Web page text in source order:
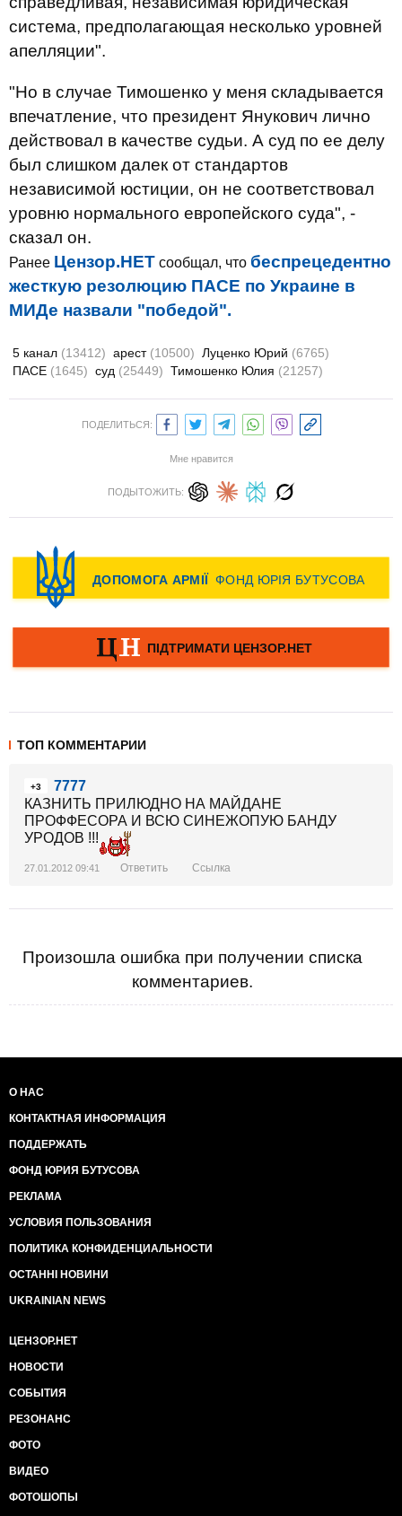
система, предполагающая несколько уровней
апелляции".
"Но в случае Тимошенко у меня складывается
впечатление, что президент Янукович лично
действовал в качестве судьи. А суд по ее делу
был слишком далек от стандартов
независимой юстиции, он не соответствовал
уровню нормального европейского суда", -
сказал он.
Ранее Цензор.НЕТ сообщал, что беспрецедентно
жесткую резолюцию ПАСЕ по Украине в
МИДе назвали "победой".
5 канал (13412) арест (10500) Луценко Юрий (6765)
ПАСЕ (1645) суд (25449) Тимошенко Юлия (21257)
ПОДЕЛИТЬСЯ:
Мне нравится
ПОДЫТОЖИТЬ:
ТОП КОММЕНТАРИИ
+3
7777
КАЗНИТЬ ПРИЛЮДНО НА МАЙДАНЕ
ПРОФФЕСОРА И ВСЮ СИНЕЖОПУЮ БАНДУ
УРОДОВ !!!
27.01.2012 09:41 Ответить Ссылка
Произошла ошибка при получении списка
комментариев.
О НАС
КОНТАКТНАЯ ИНФОРМАЦИЯ
ПОДДЕРЖАТЬ
ФОНД ЮРИЯ БУТУСОВА
РЕКЛАМА
УСЛОВИЯ ПОЛЬЗОВАНИЯ
ПОЛИТИКА КОНФИДЕНЦИАЛЬНОСТИ
ОСТАННІ НОВИНИ
UKRAINIAN NEWS
ЦЕНЗОР.НЕТ
НОВОСТИ
СОБЫТИЯ
РЕЗОНАНС
ФОТО
ВИДЕО
ФОТОШОПЫ